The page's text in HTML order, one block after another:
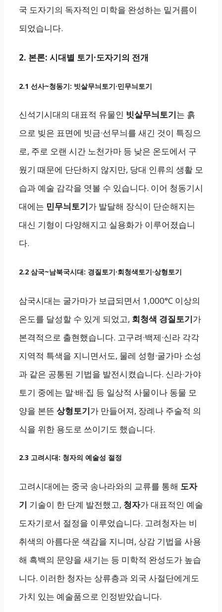
국 도자기의 독자적인 미학을 완성하는 밑거름이
되었습니다.
2. 본론: 시대별 토기·도자기의 전개
2.1 선사~청동기: 빗살무늬토기·민무늬토기
신석기시대의 대표적 유물인 빗살무늬토기는 흙
으로 빚은 표면에 빗금·선무늬를 새긴 것이 특징으
로, 주로 오랜 시간 노천가마 등 낮은 온도에서 구
웠기 때문에 단단하지 않지만, 당대 인류의 생활 모
습과 예술 감각을 엿볼 수 있습니다. 이어 청동기시
대에는 민무늬토기가 발달해 장식이 단순해지는
대신 기형이 다양해지고 실용화가 이루어졌습니
다.
2.2 삼국~남북국시대: 경질토기·회청색토기·상형토기
삼국시대는 굴가마가 보급되면서 1,000°C 이상의
온도를 달성할 수 있게 되었고, 회청색 경질토기가
본격적으로 출현했습니다. 고구려·백제·신라 각각
지역적 특색을 지니면서도, 물레 성형·굴가마 소성
과 같은 공통된 기법을 발전시켰습니다. 신라·가야
토기 중에는 말·배·집 등 일상적 사물이나 동물 모
양을 본뜬 상형토기가 만들어져, 장례나 주술적 의
식을 위한 용도로 쓰이기도 했습니다.
2.3 고려시대: 청자의 예술성 절정
고려시대에는 중국 송나라와의 교류를 통해 도자
기 기술이 한 단계 발전했고, 청자가 대표적인 예술
도자기로서 절정을 이루었습니다. 고려청자는 비
취색의 아름다운 색감을 지니며, 상감 기법을 사용
해 흑백의 문양을 새기는 등 미학적 완성도가 높습
니다. 이러한 청자는 상류층과 외국 사절단에게도
가치 있는 예술품으로 인정받았습니다.